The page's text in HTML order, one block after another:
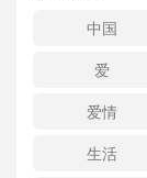
中国
爱
爱情
生活